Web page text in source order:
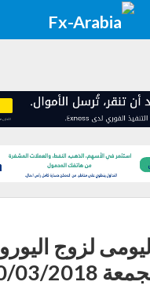
لزوج اليورو
03/2018